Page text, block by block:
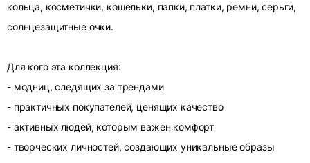
кольца, косметички, кошельки, папки, платки, ремни, серьги,
солнцезащитные очки.
Для кого эта коллекция:
- модниц, следящих за трендами
- практичных покупателей, ценящих качество
- активных людей, которым важен комфорт
- творческих личностей, создающих уникальные образы